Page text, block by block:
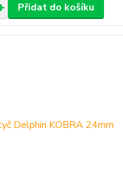
Přidat do košíku